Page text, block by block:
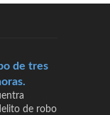
de tres
de robo